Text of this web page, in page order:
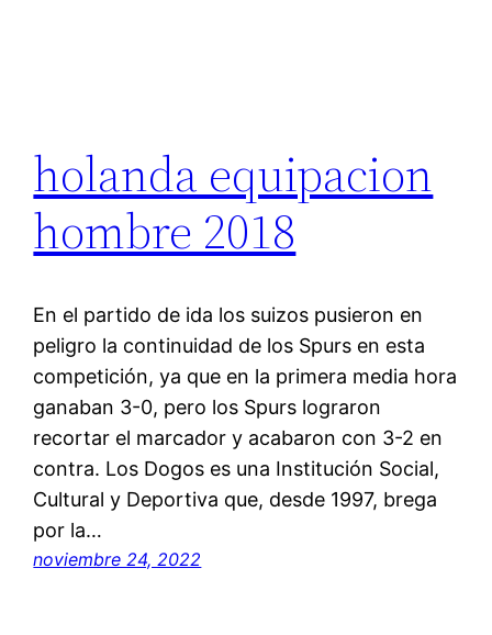
holanda equipacion
hombre 2018
En el partido de ida los suizos pusieron en
peligro la continuidad de los Spurs en esta
competición, ya que en la primera media hora
ganaban 3-0, pero los Spurs lograron
recortar el marcador y acabaron con 3-2 en
contra. Los Dogos es una Institución Social,
Cultural y Deportiva que, desde 1997, brega
por la…
noviembre 24, 2022